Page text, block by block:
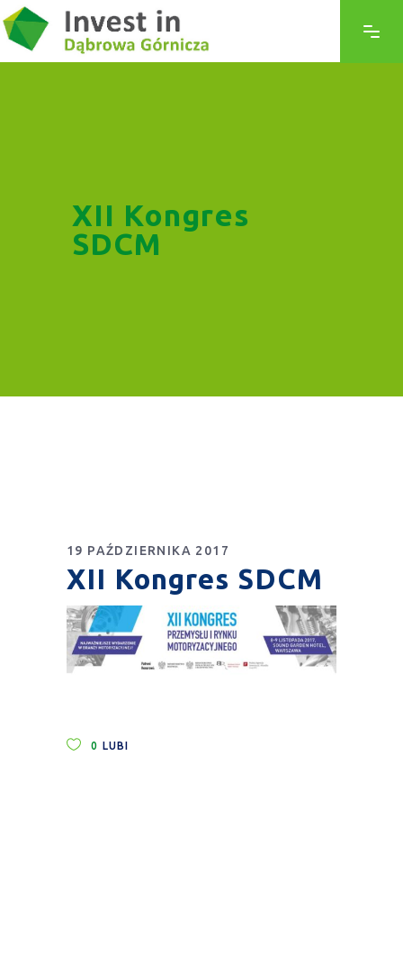
XII Kongres
SDCM
19 PAŹDZIERNIKA 2017
XII Kongres SDCM
0 LUBI